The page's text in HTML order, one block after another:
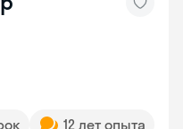
12 лет опыта